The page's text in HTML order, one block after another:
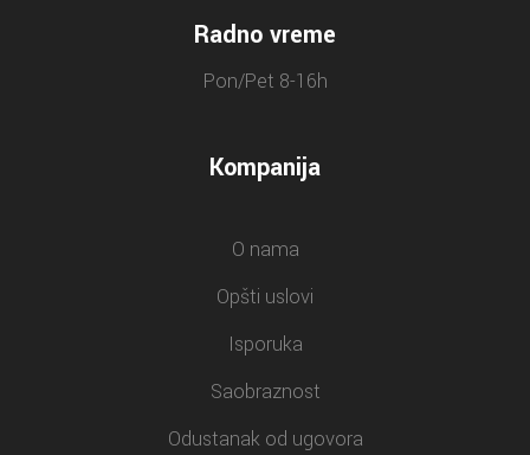
Radno vreme
Pon/Pet 8-16h
Kompanija
O nama
Opšti uslovi
Isporuka
Saobraznost
Odustanak od ugovora